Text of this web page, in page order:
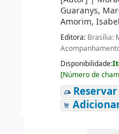
Guaranys,
Amorim,
Editora: Brasília:
Disponibilidade:
[Número de
Reservar